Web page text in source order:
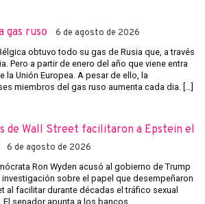
gas ruso 6 de agosto de 2026
obtuvo todo su gas de Rusia que, a través
Pero a partir de enero del año que viene entra
la Unión Europea. A pesar de ello, la
miembros del gas ruso aumenta cada dia. […]
de Wall Street facilitaron a Epstein el
6 de agosto de 2026
Ron Wyden acusó al gobierno de Trump
sobre el papel que desempeñaron
al facilitar durante décadas el tráfico sexual
senador apunta a los bancos